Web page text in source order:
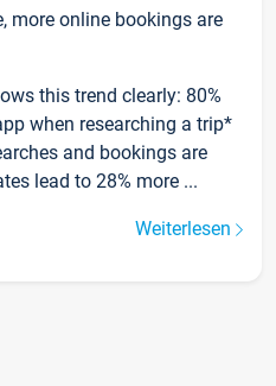
more online bookings are
this trend clearly: 80%
when researching a trip*
and bookings are
lead to 28% more ...
Weiterlesen